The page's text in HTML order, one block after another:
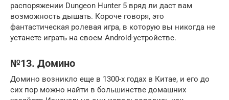
распоряжении Dungeon Hunter 5 вряд ли даст вам
возможность дышать. Короче говоря, это
фантастическая ролевая игра, в которую вы никогда не
устанете играть на своем Android-устройстве.
№13. Домино
Домино возникло еще в 1300-х годах в Китае, и его до
сих пор можно найти в большинстве домашних